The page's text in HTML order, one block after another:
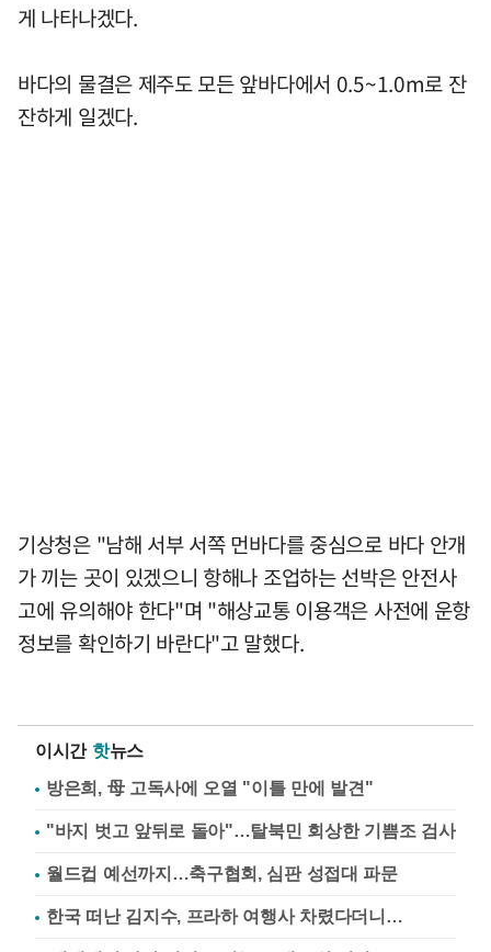
게 나타나겠다.
바다의 물결은 제주도 모든 앞바다에서 0.5~1.0m로 잔
잔하게 일겠다.
기상청은 "남해 서부 서쪽 먼바다를 중심으로 바다 안개
가 끼는 곳이 있겠으니 항해나 조업하는 선박은 안전사
고에 유의해야 한다"며 "해상교통 이용객은 사전에 운항
정보를 확인하기 바란다"고 말했다.
이시간 핫뉴스
방은희, 母 고독사에 오열 "이틀 만에 발견"
"바지 벗고 앞뒤로 돌아"…탈북민 회상한 기쁨조 검사
월드컵 예선까지…축구협회, 심판 성접대 파문
한국 떠난 김지수, 프라하 여행사 차렸다더니…